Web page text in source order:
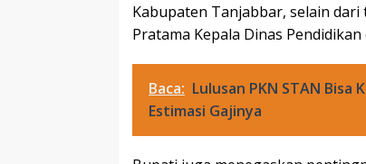
Kabupaten Tanjabbar, selain
Pratama Kepala Dinas
Baca: Lulusan PKN STAN Bisa
Estimasi Gajinya